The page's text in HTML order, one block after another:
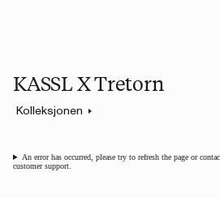
KASSL X Tretorn
Kolleksjonen
An error has occurred, please try to refresh the page or
customer support.